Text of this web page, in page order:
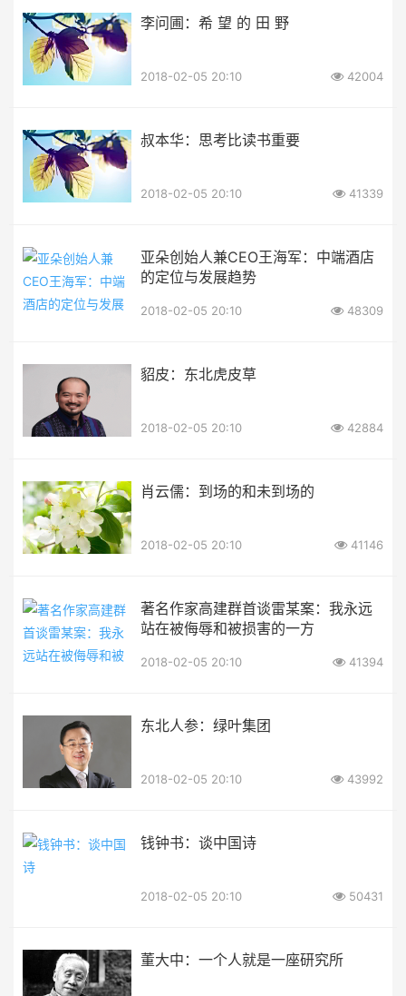
李问圃：希 望 的 田 野
2018-02-05 20:10 42004
叔本华：思考比读书重要
2018-02-05 20:10 41339
亚朵创始人兼CEO王海军：中端酒店
的定位与发展趋势
2018-02-05 20:10 48309
貂皮：东北虎皮草
2018-02-05 20:10 42884
肖云儒：到场的和未到场的
2018-02-05 20:10 41146
著名作家高建群首谈雷某案：我永远
站在被侮辱和被损害的一方
2018-02-05 20:10 41394
东北人参：绿叶集团
2018-02-05 20:10 43992
钱钟书：谈中国诗
2018-02-05 20:10 50431
董大中：一个人就是一座研究所